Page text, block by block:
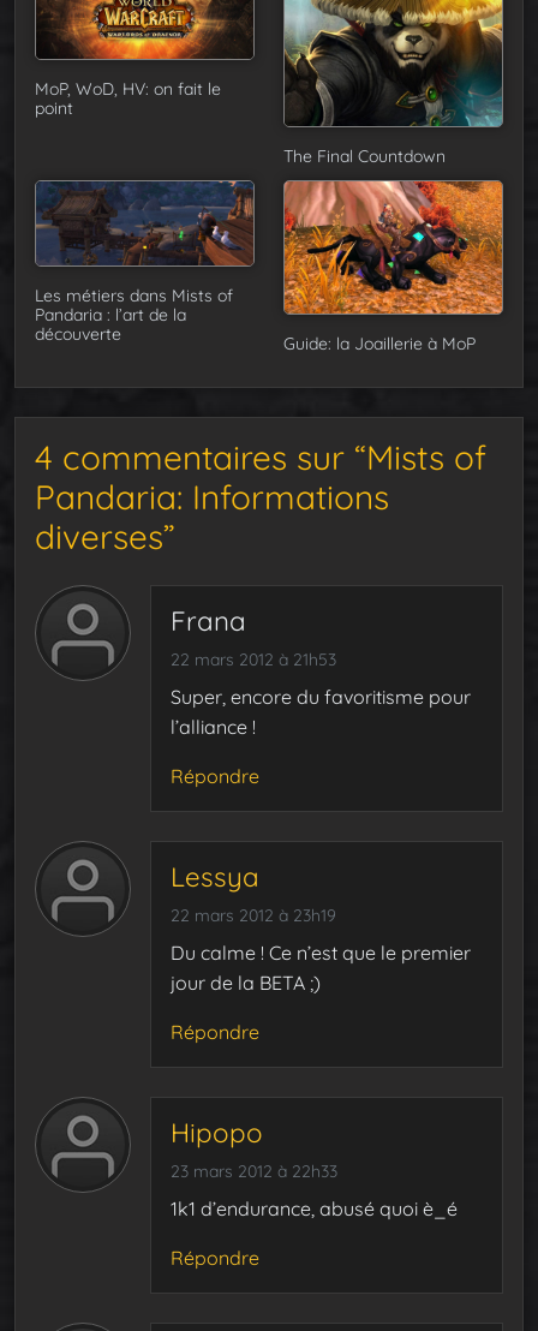
MoP, WoD, HV: on fait le
point
The Final Countdown
Les métiers dans Mists of
Pandaria : l’art de la
découverte
Guide: la Joaillerie à MoP
4 commentaires sur “Mists of
Pandaria: Informations
diverses”
Frana
22 mars 2012 à 21h53
Super, encore du favoritisme pour
l’alliance !
Répondre
Lessya
22 mars 2012 à 23h19
Du calme ! Ce n’est que le premier
jour de la BETA ;)
Répondre
Hipopo
23 mars 2012 à 22h33
1k1 d’endurance, abusé quoi è_é
Répondre